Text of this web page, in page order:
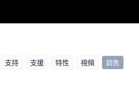
支持 支援 特性 視頻 銷售